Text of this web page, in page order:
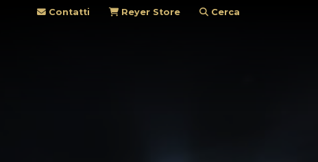
Contatti Reyer Store Cerca